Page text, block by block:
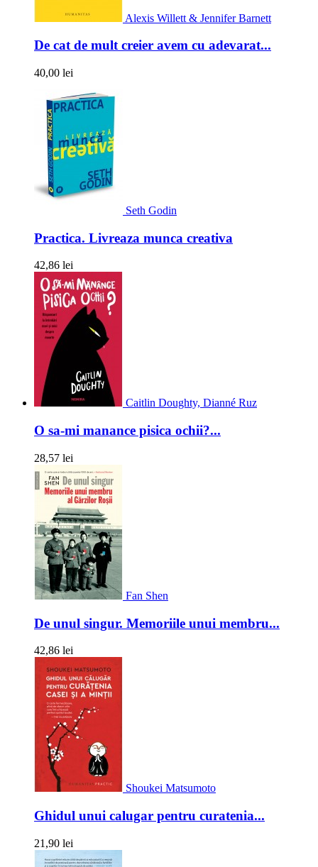
Alexis Willett & Jennifer Barnett
De cat de mult creier avem cu adevarat...
40,00 lei
Seth Godin
Practica. Livreaza munca creativa
42,86 lei
Caitlin Doughty, Dianné Ruz
O sa-mi manance pisica ochii?...
28,57 lei
Fan Shen
De unul singur. Memoriile unui membru...
42,86 lei
Shoukei Matsumoto
Ghidul unui calugar pentru curatenia...
21,90 lei